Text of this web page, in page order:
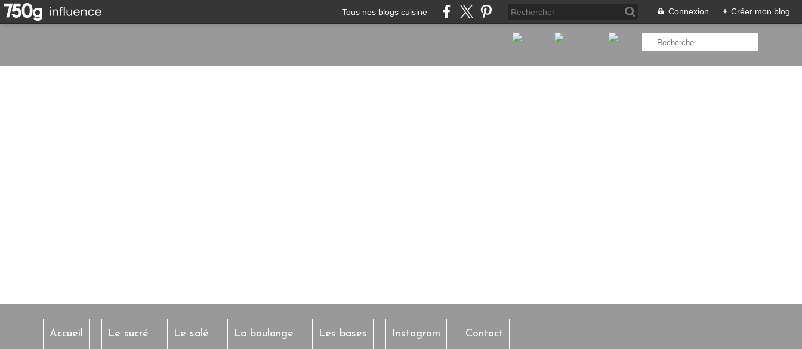
Tous nos blogs cuisine Connexion + Créer mon blog
Accueil Le sucré Le salé La boulange Les bases Instagram Contact